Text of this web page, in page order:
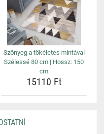
Szőnyeg a tökéletes mintával
Szélessé 80 cm | Hossz: 150
cm
15110 Ft